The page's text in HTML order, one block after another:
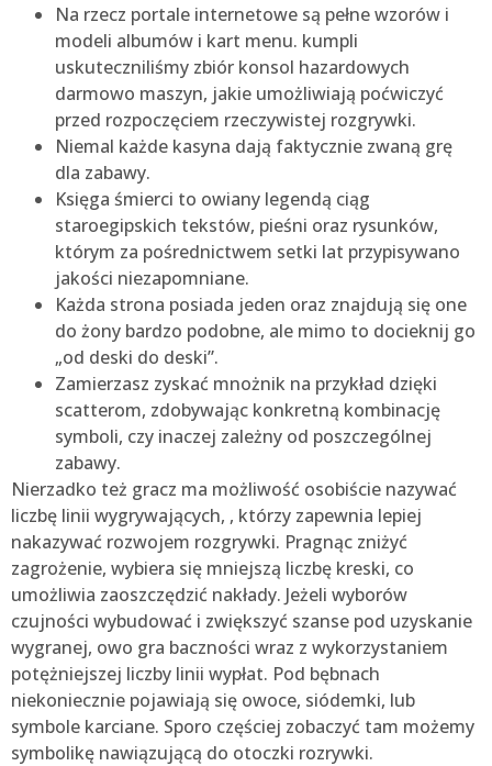
Na rzecz portale internetowe są pełne wzorów i
modeli albumów i kart menu. kumpli
uskuteczniliśmy zbiór konsol hazardowych
darmowo maszyn, jakie umożliwiają poćwiczyć
przed rozpoczęciem rzeczywistej rozgrywki.
Niemal każde kasyna dają faktycznie zwaną grę
dla zabawy.
Księga śmierci to owiany legendą ciąg
staroegipskich tekstów, pieśni oraz rysunków,
którym za pośrednictwem setki lat przypisywano
jakości niezapomniane.
Każda strona posiada jeden oraz znajdują się one
do żony bardzo podobne, ale mimo to docieknij go
„od deski do deski”.
Zamierzasz zyskać mnożnik na przykład dzięki
scatterom, zdobywając konkretną kombinację
symboli, czy inaczej zależny od poszczególnej
zabawy.
Nierzadko też gracz ma możliwość osobiście nazywać
liczbę linii wygrywających, , którzy zapewnia lepiej
nakazywać rozwojem rozgrywki. Pragnąc zniżyć
zagrożenie, wybiera się mniejszą liczbę kreski, co
umożliwia zaoszczędzić nakłady. Jeżeli wyborów
czujności wybudować i zwiększyć szanse pod uzyskanie
wygranej, owo gra baczności wraz z wykorzystaniem
potężniejszej liczby linii wypłat. Pod bębnach
niekoniecznie pojawiają się owoce, siódemki, lub
symbole karciane. Sporo częściej zobaczyć tam możemy
symbolikę nawiązującą do otoczki rozrywki.